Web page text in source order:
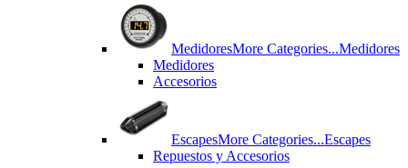
MedidoresMore Categories...Medidores
Medidores
Accesorios
EscapesMore Categories...Escapes
Repuestos y Accesorios